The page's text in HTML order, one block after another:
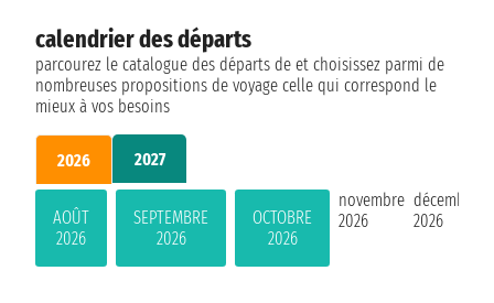
calendrier des départs
parcourez le catalogue des départs de et choisissez parmi de
nombreuses propositions de voyage celle qui correspond le
mieux à vos besoins
2026 2027
AOÛT
2026
SEPTEMBRE
2026
OCTOBRE
2026
novembre
2026
décembre
2026